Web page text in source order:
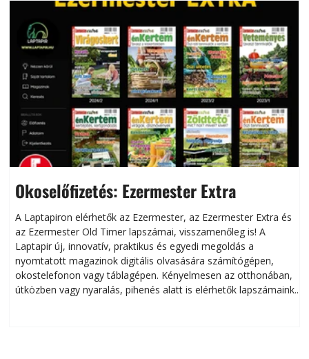
Okoselőfizetés: Ezermester Extra
A Laptapiron elérhetők az Ezermester, az Ezermester Extra és
az Ezermester Old Timer lapszámai, visszamenőleg is! A
Laptapir új, innovatív, praktikus és egyedi megoldás a
nyomtatott magazinok digitális olvasására számítógépen,
okostelefonon vagy táblagépen. Kényelmesen az otthonában,
útközben vagy nyaralás, pihenés alatt is elérhetők lapszámaink.